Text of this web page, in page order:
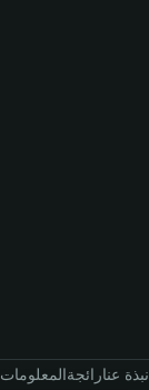
المعلوماترائجةنبذة عنا